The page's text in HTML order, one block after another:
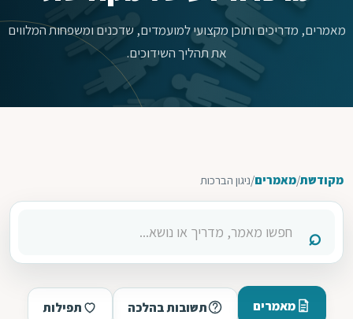
מאמרים, מדריכים ותוכן מקצועי למועמדים, שדכנים ומשפחות המלווים
את תהליך השידוכים.
מקודשת/מאמרים/ניגון הברכות
מאמרים תשובות בהלכה תפילות